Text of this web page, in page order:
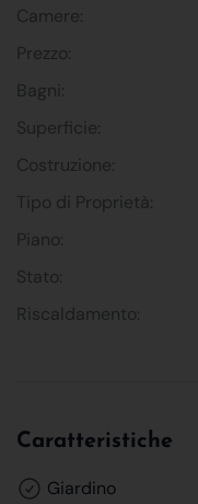
Camere:
Prezzo:
Bagni:
Superficie:
Costruzione:
Tipo di Proprietà:
Piano:
Stato:
Riscaldamento:
Caratteristiche
Giardino